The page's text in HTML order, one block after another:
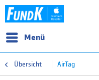
Menü
Übersicht AirTag